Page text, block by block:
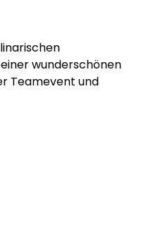
wunderschönen
Teamevent und